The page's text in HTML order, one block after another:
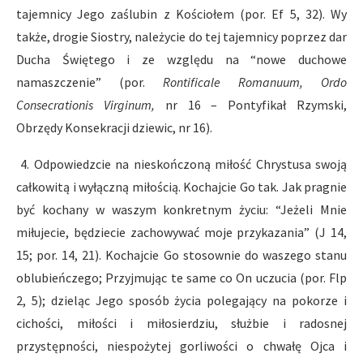
tajemnicy Jego zaślubin z Kościołem (por. Ef 5, 32). Wy
także, drogie Siostry, należycie do tej tajemnicy poprzez dar
Ducha Świętego i ze względu na “nowe duchowe
namaszczenie” (por. Rontificale Romanuum, Ordo
Consecrationis Virginum, nr 16 – Pontyfikał Rzymski,
Obrzędy Konsekracji dziewic, nr 16).
4. Odpowiedzcie na nieskończoną miłość Chrystusa swoją
całkowitą i wyłączną miłością. Kochajcie Go tak. Jak pragnie
być kochany w waszym konkretnym życiu: “Jeżeli Mnie
miłujecie, będziecie zachowywać moje przykazania” (J 14,
15; por. 14, 21). Kochajcie Go stosownie do waszego stanu
oblubieńczego; Przyjmując te same co On uczucia (por. Flp
2, 5); dzieląc Jego sposób życia polegający na pokorze i
cichości, miłości i miłosierdziu, służbie i radosnej
przystępności, niespożytej gorliwości o chwałę Ojca i